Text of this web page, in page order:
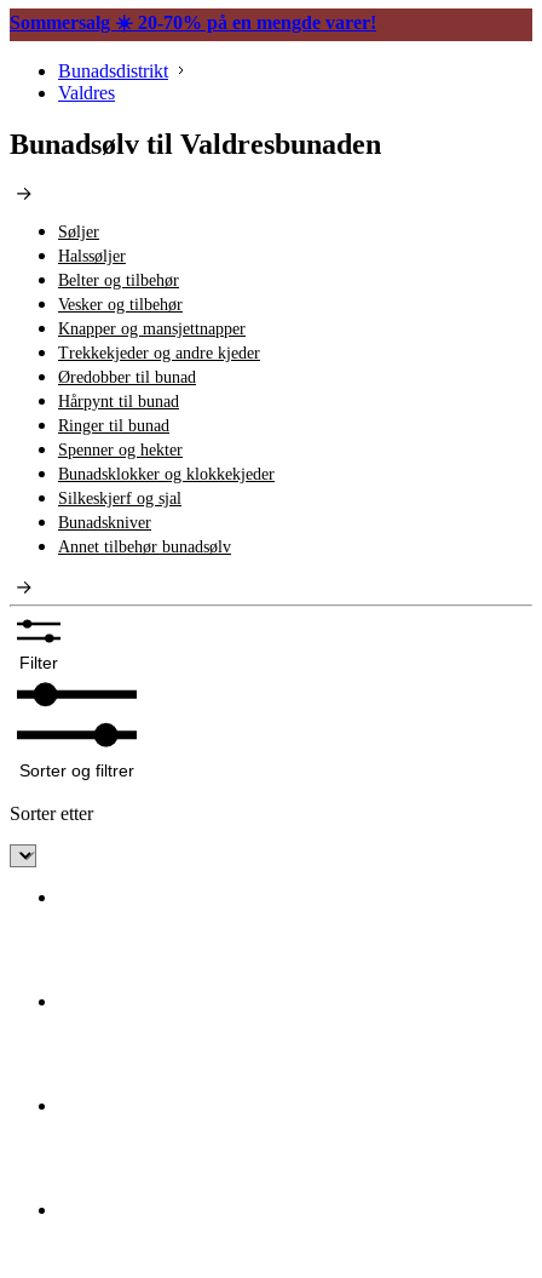
Sommersalg ☀️ 20-70% på en mengde varer!
Bunadsdistrikt
Valdres
Bunadsølv til Valdresbunaden
Søljer
Halssøljer
Belter og tilbehør
Vesker og tilbehør
Knapper og mansjettnapper
Trekkekjeder og andre kjeder
Øredobber til bunad
Hårpynt til bunad
Ringer til bunad
Spenner og hekter
Bunadsklokker og klokkekjeder
Silkeskjerf og sjal
Bunadskniver
Annet tilbehør bunadsølv
Filter
Sorter og filtrer
Sorter etter